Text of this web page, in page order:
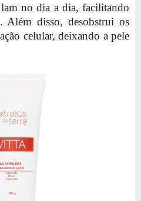
no dia a dia, facilitando
Além disso, desobstrui os
celular, deixando a pele